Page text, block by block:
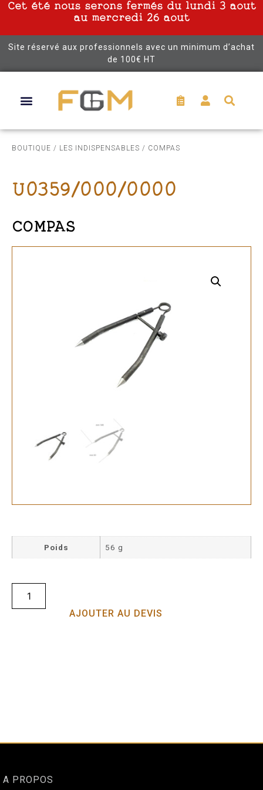
Cet été nous serons fermés du lundi 3 aout
au mercredi 26 aout
Site réservé aux professionnels avec un minimum d’achat
de 100€ HT
BOUTIQUE / LES INDISPENSABLES / COMPAS
U0359/000/0000
COMPAS
Poids 56 g
AJOUTER AU DEVIS
A PROPOS